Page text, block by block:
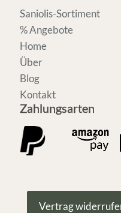
Saniolis-Sortiment
% Angebote
Home
Über
Blog
Kontakt
Zahlungsarten
Vertrag